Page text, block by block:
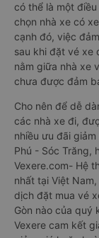
có thể là một
chọn nhà xe có
cạnh đó, việc
sau khi đặt vé xe
nằm giữa nhà xe
chưa được đảm
Cho nên để dễ
các nhà xe đi,
nhiều ưu đãi
Phú - Sóc Trăng,
Vexere.com- Hệ
nhất tại Việt
dịch đặt mua vé
Gòn nào của quý
Vexere cam kết